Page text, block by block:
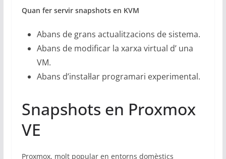
Quan fer servir snapshots en KVM
Abans de grans actualitzacions de sistema.
Abans de modificar la xarxa virtual d’ una
VM.
Abans d’instal·lar programari experimental.
Snapshots en Proxmox
VE
Proxmox, molt popular en entorns domèstics